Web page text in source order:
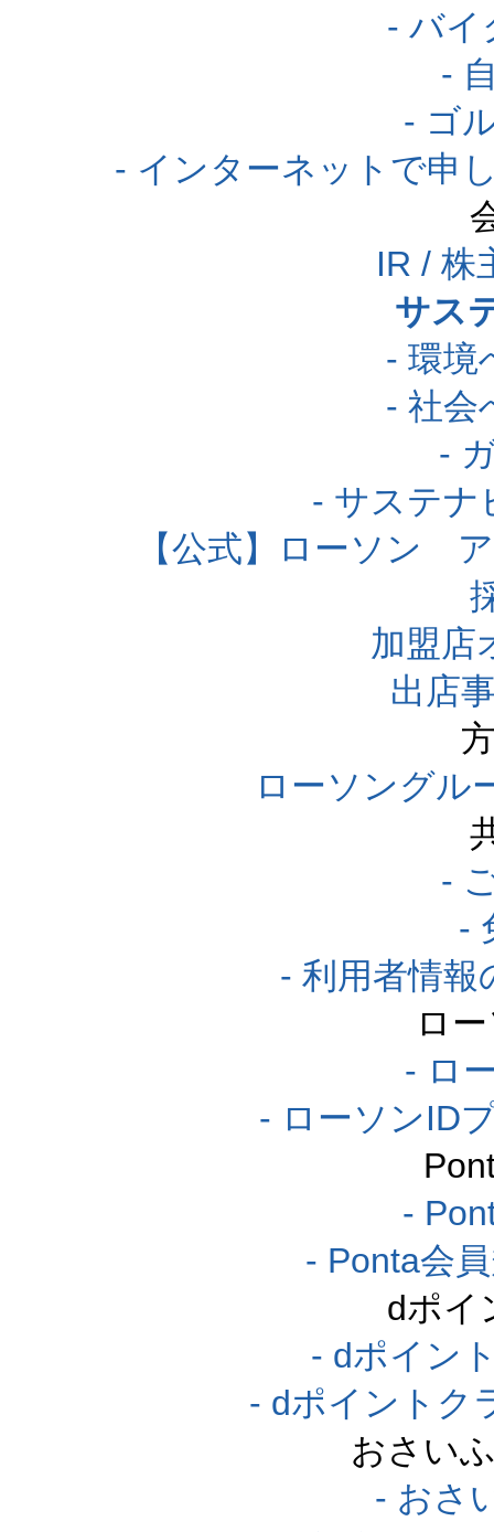
- バイ
-
- ゴ
- インターネットで申
IR / 株
サス
- 環境
- 社会
-
- サステナ
【公式】ローソン
加盟店
出店
ローソングル
-
-
- 利用者情報
ロ
- ロ
- ローソンID
-
- Ponta会
dポイ
- dポイン
- dポイントク
おさい
- おさ